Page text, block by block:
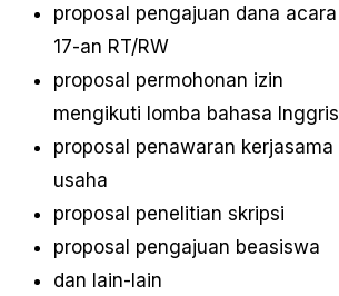
proposal pengajuan dana acara
17-an RT/RW
proposal permohonan izin
mengikuti lomba bahasa Inggris
proposal penawaran kerjasama
usaha
proposal penelitian skripsi
proposal pengajuan beasiswa
dan lain-lain